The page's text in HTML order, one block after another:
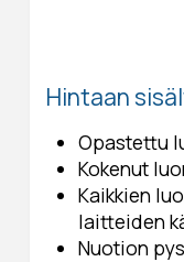
Hintaan
Opastettu
Kokenut
Kaikkien
laitteiden
Nuotion